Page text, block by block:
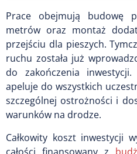
Prace obejmują budowę
metrów oraz montaż
przejściu dla pieszych.
ruchu została już
do zakończenia
apeluje do wszystkich
szczególnej ostrożności i
warunków na drodze.
Całkowity koszt inwestycji